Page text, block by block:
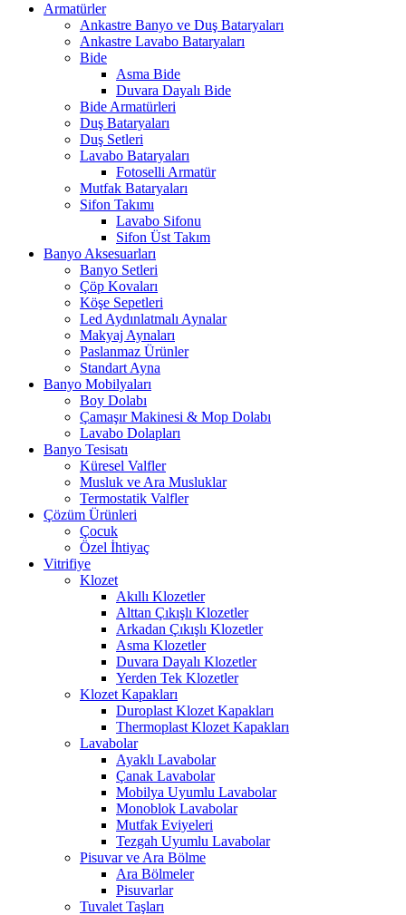
Armatürler
Ankastre Banyo ve Duş Bataryaları
Ankastre Lavabo Bataryaları
Bide
Asma Bide
Duvara Dayalı Bide
Bide Armatürleri
Duş Bataryaları
Duş Setleri
Lavabo Bataryaları
Fotoselli Armatür
Mutfak Bataryaları
Sifon Takımı
Lavabo Sifonu
Sifon Üst Takım
Banyo Aksesuarları
Banyo Setleri
Çöp Kovaları
Köşe Sepetleri
Led Aydınlatmalı Aynalar
Makyaj Aynaları
Paslanmaz Ürünler
Standart Ayna
Banyo Mobilyaları
Boy Dolabı
Çamaşır Makinesi & Mop Dolabı
Lavabo Dolapları
Banyo Tesisatı
Küresel Valfler
Musluk ve Ara Musluklar
Termostatik Valfler
Çözüm Ürünleri
Çocuk
Özel İhtiyaç
Vitrifiye
Klozet
Akıllı Klozetler
Alttan Çıkışlı Klozetler
Arkadan Çıkışlı Klozetler
Asma Klozetler
Duvara Dayalı Klozetler
Yerden Tek Klozetler
Klozet Kapakları
Duroplast Klozet Kapakları
Thermoplast Klozet Kapakları
Lavabolar
Ayaklı Lavabolar
Çanak Lavabolar
Mobilya Uyumlu Lavabolar
Monoblok Lavabolar
Mutfak Eviyeleri
Tezgah Uyumlu Lavabolar
Pisuvar ve Ara Bölme
Ara Bölmeler
Pisuvarlar
Tuvalet Taşları